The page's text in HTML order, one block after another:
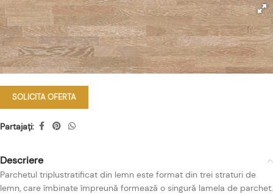
SOLICITA OFERTA
Partajați:
Descriere
Parchetul triplustratificat din lemn este format din trei straturi de
lemn, care îmbinate împreună formează o singură lamela de parchet.